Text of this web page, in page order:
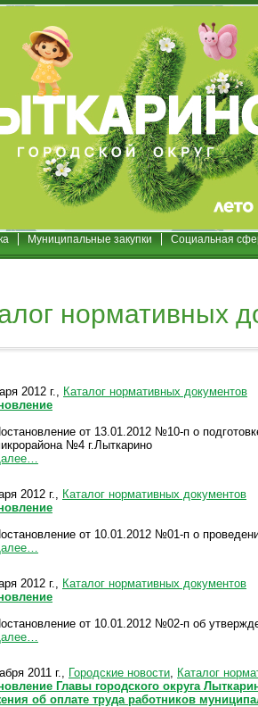
Муниципальные закупки Социальная
нормативных
2012 г., Каталог нормативных документов
от 13.01.2012 №10-п о
№4 г.Лыткарино
2012 г., Каталог нормативных документов
от 10.01.2012 №01-п о
2012 г., Каталог нормативных документов
от 10.01.2012 №02-п об
2011 г., Городские новости, Каталог
Главы городского округа
об оплате труда работников